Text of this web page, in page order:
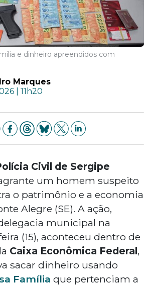
e dinheiro apreendidos com
Marques
| 11h20
Civil de Sergipe
um homem suspeito
o patrimônio e a economia
Alegre (SE). A ação,
municipal na
(15), aconteceu dentro de
Caixa Econômica Federal,
sacar dinheiro usando
Família que pertenciam a